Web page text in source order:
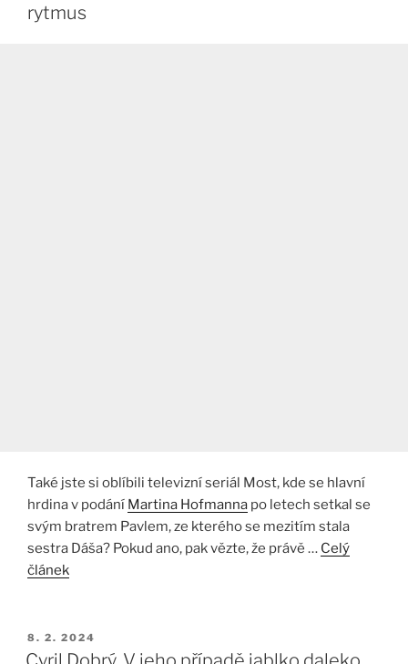
rytmus
Také jste si oblíbili televizní seriál Most, kde se hlavní
hrdina v podání Martina Hofmanna po letech setkal se
svým bratrem Pavlem, ze kterého se mezitím stala
sestra Dáša? Pokud ano, pak vězte, že právě … Celý
článek
PUBLIKOVÁNO
8. 2. 2024